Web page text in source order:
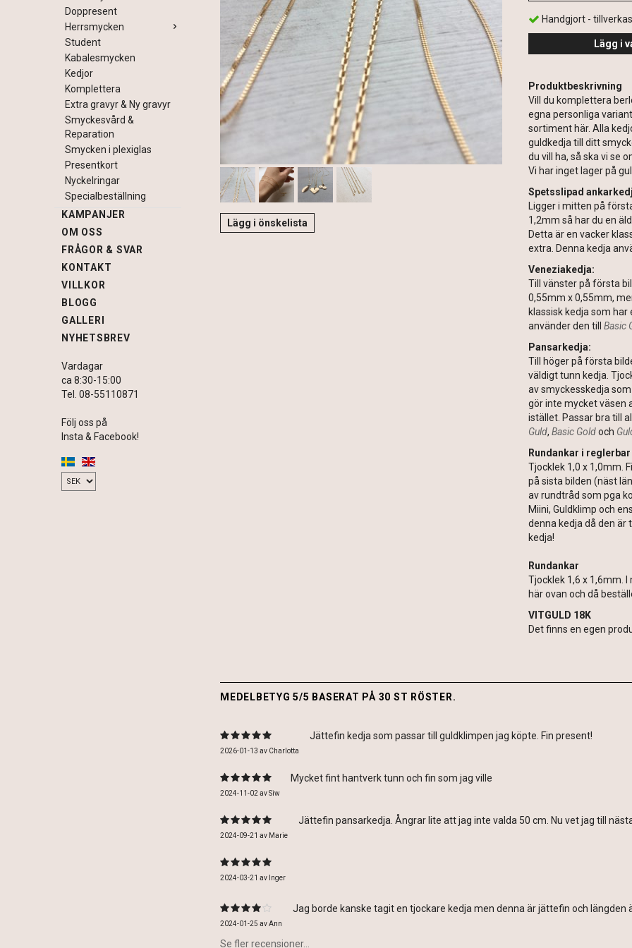
Doppresent
Herrsmycken
Student
Kabalesmycken
Kedjor
Komplettera
Extra gravyr & Ny gravyr
Smyckesvård &
Reparation
Smycken i plexiglas
Presentkort
Nyckelringar
Specialbeställning
KAMPANJER
OM OSS
FRÅGOR & SVAR
KONTAKT
VILLKOR
BLOGG
GALLERI
NYHETSBREV
Vardagar
ca 8:30-15:00
Tel. 08-55110871
Följ oss på
Insta & Facebook!
Handgjort -
Lägg i
Produktbeskrivning
Vill du komplettera
egna personliga
sortiment här. Alla
guldkedja till ditt
du vill ha, så ska vi se
Vi har inget lager på
Spetsslipad
Ligger i mitten på
1,2mm så har du en
Detta är en vacker
extra. Denna kedja
Veneziakedja:
Till vänster på första
0,55mm x 0,55mm,
klassisk kedja som
använder den till
Basic
Pansarkedja:
Till höger på första
väldigt tunn kedja.
av smyckesskedja
gör inte mycket väsen
istället. Passar bra till
Guld,Basic Goldoch
Rundankar i
Tjocklek 1,0 x 1,0mm.
på sista bilden (näst
av rundtråd som pga
Miini, Guldklimp och
denna kedja då den är
kedja!
Rundankar
Tjocklek 1,6 x 1,6mm.
här ovan och då
VITGULD 18K
Det finns en egen
Lägg i önskelista
MEDELBETYG 5/5 BASERAT PÅ 30 ST RÖSTER.
2026-01-13 av Charlotta
Jättefin kedja som passar till guldklimpen jag köpte. Fin present!
2024-11-02avSiw
Mycket fint hantverk tunn och fin som jag ville
2024-09-21 av Marie
Jättefin pansarkedja. Ångrar lite att jag inte valda 50 cm. Nu vet jag till
2024-03-21 av Inger
2024-01-25 avAnn
Jag borde kanske tagit en tjockare kedja men denna är jättefin och längden
Se fler recensioner...